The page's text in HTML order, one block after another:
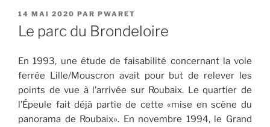
PUBLIÉ
LE
14 MAI 2020 PAR PWARET
Le parc du Brondeloire
En 1993, une étude de faisabilité concernant la voie
ferrée Lille/Mouscron avait pour but de relever les
points de vue à l’arrivée sur Roubaix. Le quartier de
l’Épeule fait déjà partie de cette «mise en scène du
panorama de Roubaix». En novembre 1994, le Grand